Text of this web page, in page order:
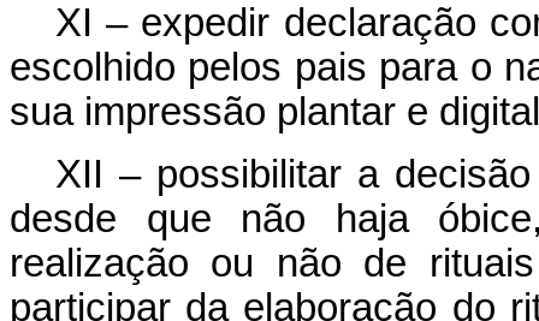
XI – expedir declaração
escolhido pelos pais para o
sua impressão plantar e
XII – possibilitar a
desde que não haja
realização ou não de
participar da elaboração do